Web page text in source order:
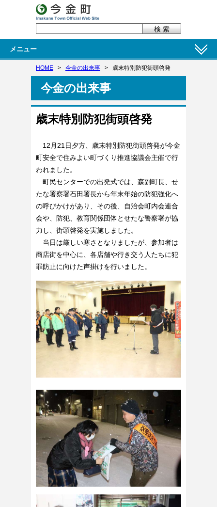
メニュー
HOME > 今金の出来事 > 歳末特別防犯街頭啓発
今金の出来事
歳末特別防犯街頭啓発
12月21日夕方、歳末特別防犯街頭啓発が今金
町安全で住みよい町づくり推進協議会主催で行
われました。
町民センターでの出発式では、森副町長、せ
たな署察署石田署長から年末年始の防犯強化へ
の呼びかけがあり、その後、自治会町内会連合
会や、防犯、教育関係団体とせたな警察署が協
力し、街頭啓発を実施しました。
当日は厳しい寒さとなりましたが、参加者は
商店街を中心に、各店舗や行き交う人たちに犯
罪防止に向けた声掛けを行いました。